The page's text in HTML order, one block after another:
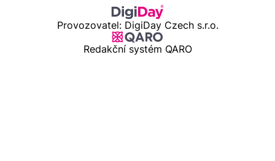
Provozovatel: DigiDay Czech s.r.o.
Redakční systém QARO